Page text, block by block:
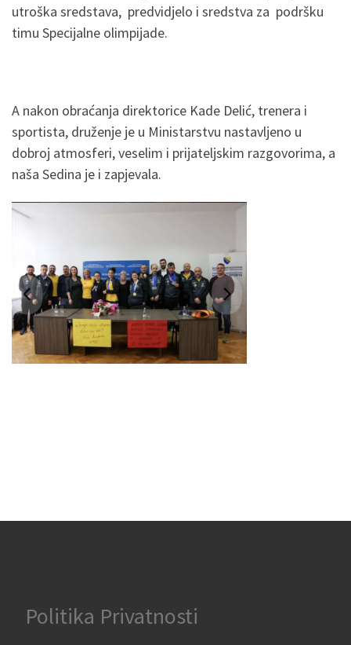
utroška sredstava, predvidjelo i sredstva za podršku
timu Specijalne olimpijade.
A nakon obraćanja direktorice Kade Delić, trenera i
sportista, druženje je u Ministarstvu nastavljeno u
dobroj atmosferi, veselim i prijateljskim razgovorima, a
naša Sedina je i zapjevala.
Politika Privatnosti